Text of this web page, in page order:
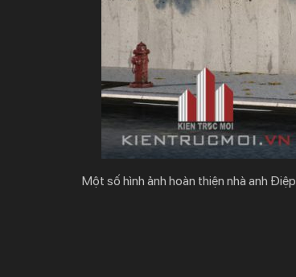
Một số hình ảnh hoàn thiện nhà anh Điệp